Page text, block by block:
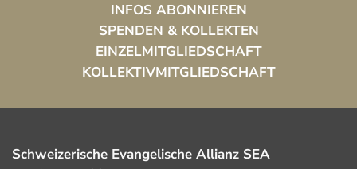
INFOS ABONNIEREN
SPENDEN & KOLLEKTEN
EINZELMITGLIEDSCHAFT
KOLLEKTIVMITGLIEDSCHAFT
Schweizerische Evangelische Allianz SEA